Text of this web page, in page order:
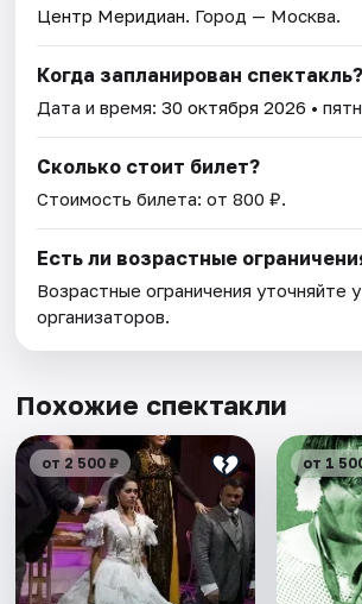
Центр Меридиан. Город — Москва.
Когда запланирован спектакль?
Дата и время:30 октября 2026 •
Сколько стоит билет?
Стоимость билета: от 800 ₽.
Есть ли возрастные
Возрастные ограничения уточняйте у
организаторов.
Похожие спектакли
от 2 500 ₽ от 1